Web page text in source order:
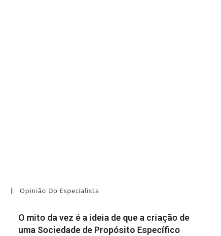
Opinião Do Especialista
O mito da vez é a ideia de que a criação de
uma Sociedade de Propósito Específico